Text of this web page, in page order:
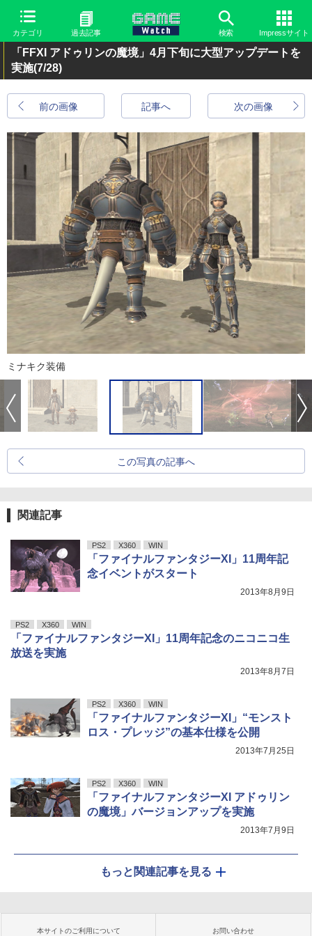
カテゴリ 過去記事 検索 Impressサイト
「FFXI アドゥリンの魔境」4月下旬に大型アップデートを
実施(7/28)
前の画像 次の画像
記事へ
ミナキク装備
この写真の記事へ
関連記事
PS2 X360 WIN
「ファイナルファンタジーXI」11周年記
念イベントがスタート
2013年8月9日
PS2 X360 WIN
「ファイナルファンタジーXI」11周年記念のニコニコ生
放送を実施
2013年8月7日
PS2 X360 WIN
「ファイナルファンタジーXI」“モンスト
ロス・プレッジ”の基本仕様を公開
2013年7月25日
PS2 X360 WIN
「ファイナルファンタジーXI アドゥリン
の魔境」バージョンアップを実施
2013年7月9日
もっと関連記事を見る
本サイトのご利用について お問い合わせ